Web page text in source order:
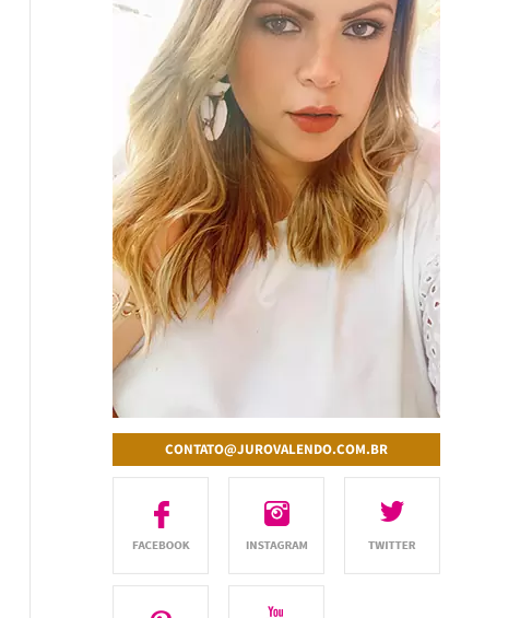
CONTATO@JUROVALENDO.COM.BR